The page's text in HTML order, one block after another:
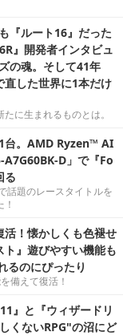
『ルート16』だった
』開発者インタビュ
の魂。そして41年
した世界に1本だけ
に生まれるものとは。
台。AMD Ryzen™ AI
A7G60BK-D」で『Fo
る
話題のレースタイトルを
活！懐かしくも色褪せ
』遊びやすい機能も
るのにぴったり
備えて復活！
』と『ウィザードリ
くないRPG"の沼にど